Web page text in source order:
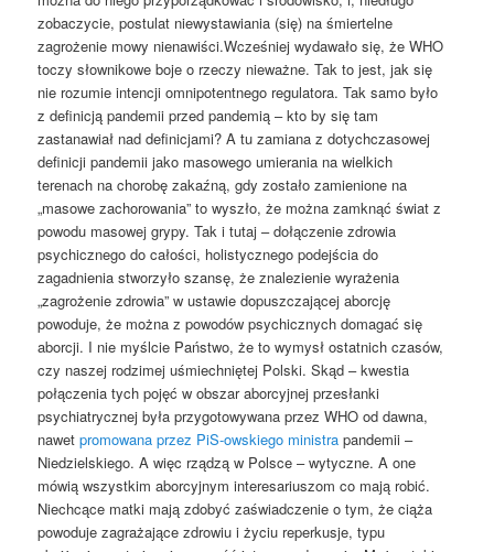
zobaczycie, postulat niewystawiania (się) na śmiertelne
zagrożenie mowy nienawiści.Wcześniej wydawało się, że WHO
toczy słownikowe boje o rzeczy nieważne. Tak to jest, jak się
nie rozumie intencji omnipotentnego regulatora. Tak samo było
z definicją pandemii przed pandemią – kto by się tam
zastanawiał nad definicjami? A tu zamiana z dotychczasowej
definicji pandemii jako masowego umierania na wielkich
terenach na chorobę zakaźną, gdy zostało zamienione na
„masowe zachorowania” to wyszło, że można zamknąć świat z
powodu masowej grypy. Tak i tutaj – dołączenie zdrowia
psychicznego do całości, holistycznego podejścia do
zagadnienia stworzyło szansę, że znalezienie wyrażenia
„zagrożenie zdrowia” w ustawie dopuszczającej aborcję
powoduje, że można z powodów psychicznych domagać się
aborcji. I nie myślcie Państwo, że to wymysł ostatnich czasów,
czy naszej rodzimej uśmiechniętej Polski. Skąd – kwestia
połączenia tych pojęć w obszar aborcyjnej przesłanki
psychiatrycznej była przygotowywana przez WHO od dawna,
nawetpromowana przez PiS-owskiego ministra pandemii –
Niedzielskiego. A więc rządzą w Polsce – wytyczne. A one
mówią wszystkim aborcyjnym interesariuszom co mają robić.
Niechcące matki mają zdobyć zaświadczenie o tym, że ciąża
powoduje zagrażające zdrowiu i życiu reperkusje, typu